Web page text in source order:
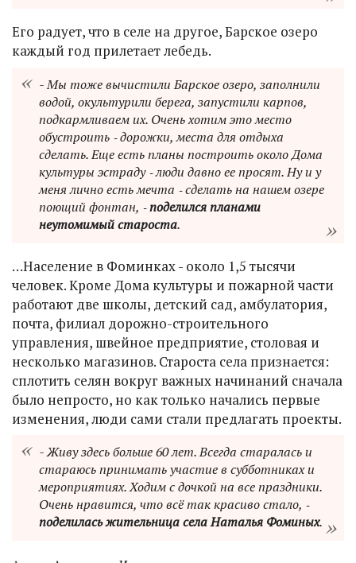
Его радует, что в селе на другое, Барское озеро
каждый год прилетает лебедь.
- Мы тоже вычистили Барское озеро, заполнили
водой, окультурили берега, запустили карпов,
подкармливаем их. Очень хотим это место
обустроить ‑ дорожки, места для отдыха
сделать. Еще есть планы построить около Дома
культуры эстраду ‑ люди давно ее просят. Ну и у
меня лично есть мечта ‑ сделать на нашем озере
поющий фонтан, ‑поделился планами
неутомимый староста.
…Население в Фоминках - около 1,5 тысячи
человек. Кроме Дома культуры и пожарной части
работают две школы, детский сад, амбулатория,
почта, филиал дорожно-строительного
управления, швейное предприятие, столовая и
несколько магазинов. Староста села признается:
сплотить селян вокруг важных начинаний сначала
было непросто, но как только начались первые
изменения, люди сами стали предлагать проекты.
- Живу здесь больше 60 лет. Всегда старалась и
стараюсь принимать участие в субботниках и
мероприятиях. Ходим с дочкой на все праздники.
Очень нравится, что всё так красиво стало, ‑
поделилась жительница села Наталья Фоминых.